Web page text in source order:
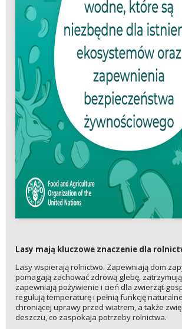
Lasy mają kluczowe znaczenie dla
Lasy wspierają rolnictwo. Zapewniają dom
pomagają zachować zdrową glebę,
zapewniają pożywienie i cień dla zwierząt
regulują temperaturę i pełnią funkcję
chroniącej uprawy przed wiatrem, a także
deszczu, co zaspokaja potrzeby rolnictwa.